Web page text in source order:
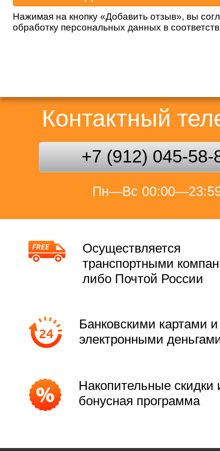
Нажимая на кнопку «Добавить отзыв», вы
обработку персональных данных в
Контактный
+7 (912) 045-58-
Пн—Вс
Осуществляется
транспортными
либо Почтой России
Банковскими картами и
электронными
Накопительные скидки
бонусная программа